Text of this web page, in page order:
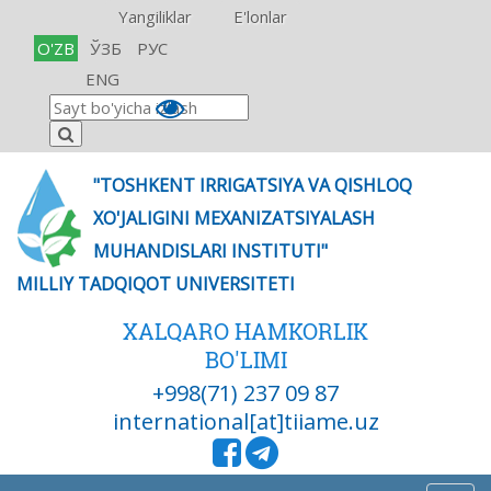
Yangiliklar
E'lonlar
O'ZB
ЎЗБ
РУС
ENG
"TOSHKENT IRRIGATSIYA VA QISHLOQ
XO'JALIGINI MEXANIZATSIYALASH
MUHANDISLARI INSTITUTI"
MILLIY TADQIQOT UNIVERSITETI
XALQARO HAMKORLIK
BO'LIMI
+998(71) 237 09 87
international[at]tiiame.uz